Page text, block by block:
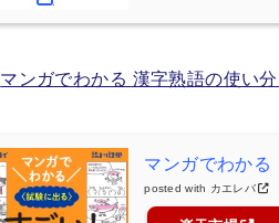
マンガでわかる 漢字熟語の使い分
マンガでわか
posted with カエレバ